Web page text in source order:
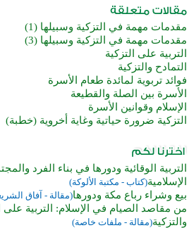
مقدمات مهمة في التزكية وسبيلها (1)
مقدمات مهمة في التزكية وسبيلها (3)
التربية على التزكية
التمادح والتزكية
فوائد تربوية لمائدة طعام الأسرة
الأسرة بين الصلة والقطيعة
الإسلام وقوانين الأسرة
التزكية ضرورة حياتية وغاية أخروية (خطبة)
التربية الوقائية ودورها في بناء الفرد
الإسلامية(كتاب - مكتبة الألوكة)
بيع وشراء رباع مكة ودورها(مقالة - آفاق
من مقاصد الصيام في الإسلام: التربية على
والتزكية(مقالة - ملفات خاصة)